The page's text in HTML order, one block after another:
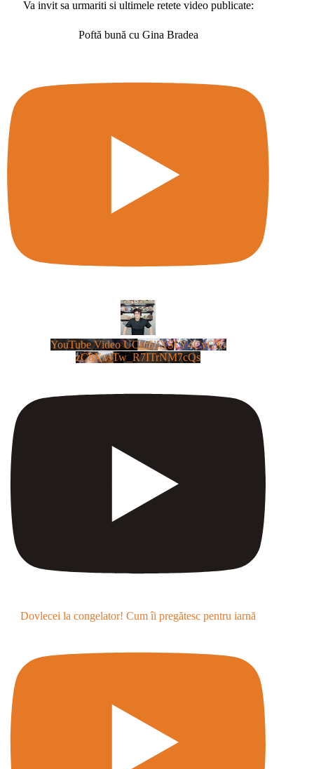
Va invit sa urmariti si ultimele retete video publicate:
Poftă bună cu Gina Bradea
YouTube Video UCm5llXSLY4CyCX-
zC8XosTw_R7ITrNM7cQs
Dovlecei la congelator! Cum îi pregătesc pentru iarnă